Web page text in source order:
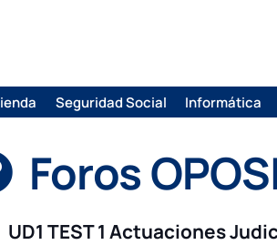
Seguridad Social Informática
Foros
UD1 TEST 1 Actuaciones